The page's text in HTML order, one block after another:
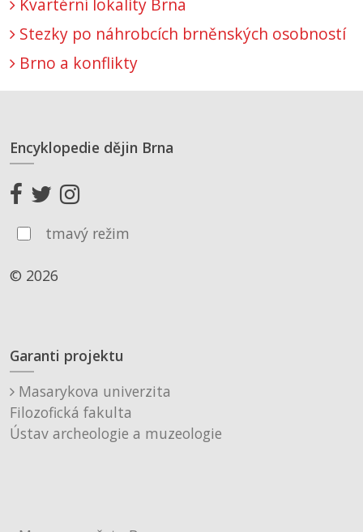
Kvartérní lokality Brna
Stezky po náhrobcích brněnských osobností
Brno a konflikty
Encyklopedie dějin Brna
tmavý režim
© 2026
Garanti projektu
Masarykova univerzita
Filozofická fakulta
Ústav archeologie a muzeologie